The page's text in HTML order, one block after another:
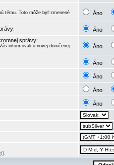
tému. Toto môže byť zmenené
Áno
Áno
správy:
informovali o novej doručenej
Áno
Áno
Áno
Áno
Áno
.